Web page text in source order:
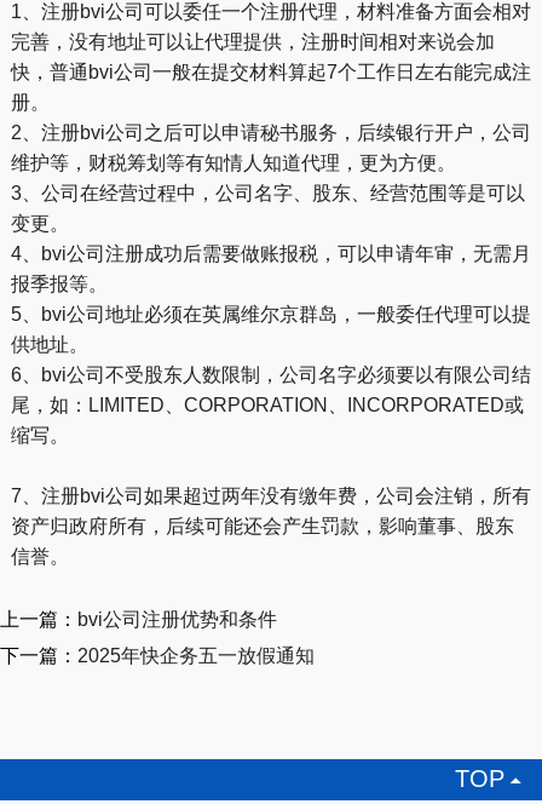
1、注册bvi公司可以委任一个注册代理，材料准备方面会相对
完善，没有地址可以让代理提供，注册时间相对来说会加
快，普通bvi公司一般在提交材料算起7个工作日左右能完成注
册。
2、注册bvi公司之后可以申请秘书服务，后续银行开户，公司
维护等，财税筹划等有知情人知道代理，更为方便。
3、公司在经营过程中，公司名字、股东、经营范围等是可以
变更。
4、bvi公司注册成功后需要做账报税，可以申请年审，无需月
报季报等。
5、bvi公司地址必须在英属维尔京群岛，一般委任代理可以提
供地址。
6、bvi公司不受股东人数限制，公司名字必须要以有限公司结
尾，如：LIMITED、CORPORATION、INCORPORATED或
缩写。
7、注册bvi公司如果超过两年没有缴年费，公司会注销，所有
资产归政府所有，后续可能还会产生罚款，影响董事、股东
信誉。
上一篇： bvi公司注册优势和条件
下一篇： 2025年快企务五一放假通知
TOP